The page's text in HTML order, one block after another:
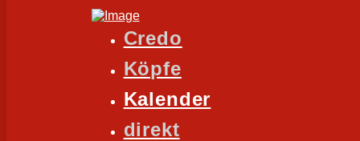
Credo
Köpfe
Kalender
direkt